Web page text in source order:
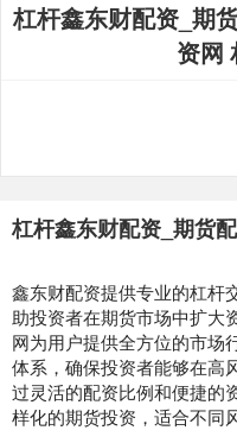
杠杆鑫东财配资_期
资网
杠杆鑫东财配资_期货
鑫东财配资提供专业的杠杆
助投资者在期货市场中扩大
网为用户提供全方位的市场
体系，确保投资者能够在高
过灵活的配资比例和便捷的
样化的期货投资，适合不同